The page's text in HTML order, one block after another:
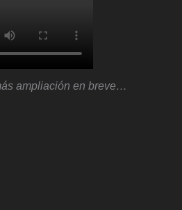
ampliación en breve…